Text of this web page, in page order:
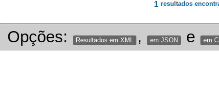
1 resultados
Opções: Resultados em XML , em JSON e em